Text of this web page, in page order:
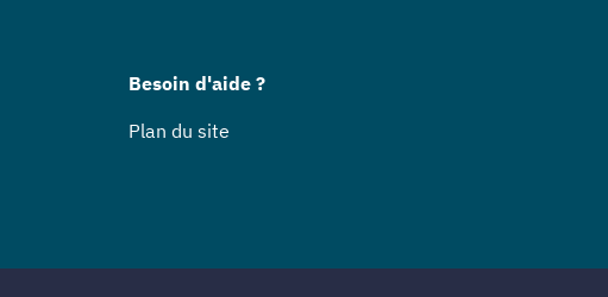
Besoin d'aide ?
Plan du site